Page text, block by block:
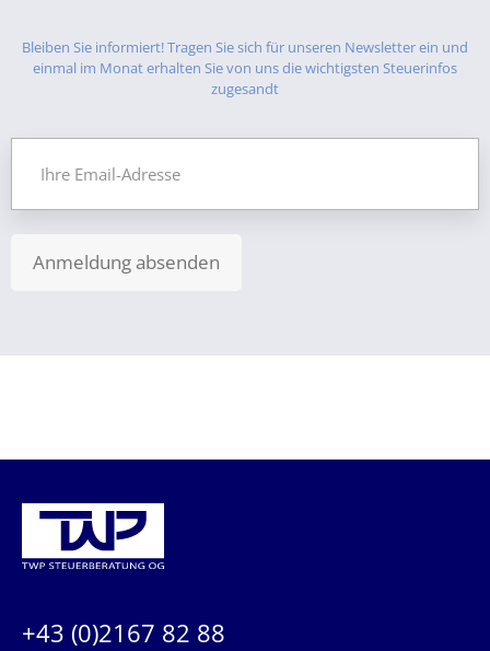
Bleiben Sie informiert! Tragen Sie sich für unseren Newsletter ein und
einmal im Monat erhalten Sie von uns die wichtigsten Steuerinfos
zugesandt
Anmeldung absenden
+43 (0)2167 82 88